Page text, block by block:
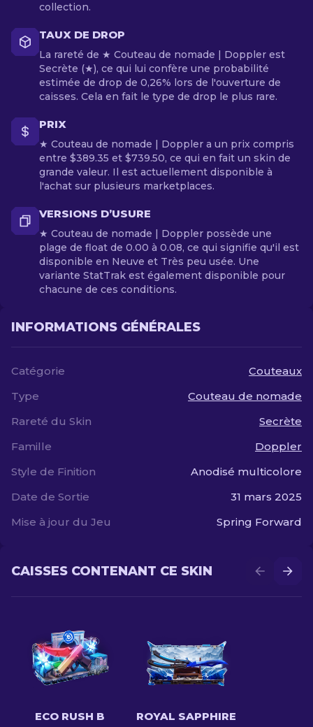
collection.
TAUX DE DROP
La rareté de ★ Couteau de nomade | Doppler est
Secrète (★), ce qui lui confère une probabilité
estimée de drop de 0,26% lors de l'ouverture de
caisses. Cela en fait le type de drop le plus rare.
PRIX
★ Couteau de nomade | Doppler a un prix compris
entre $389.35 et $739.50, ce qui en fait un skin de
grande valeur. Il est actuellement disponible à
l'achat sur plusieurs marketplaces.
VERSIONS D’USURE
★ Couteau de nomade | Doppler possède une
plage de float de 0.00 à 0.08, ce qui signifie qu'il est
disponible en Neuve et Très peu usée. Une
variante StatTrak est également disponible pour
chacune de ces conditions.
INFORMATIONS GÉNÉRALES
Catégorie
Couteaux
Type
Couteau de nomade
Rareté du Skin
Secrète
Famille
Doppler
Style de Finition
Anodisé multicolore
Date de Sortie
31 mars 2025
Mise à jour du Jeu
Spring Forward
CAISSES CONTENANT CE SKIN
ECO RUSH B ROYAL SAPPHIRE